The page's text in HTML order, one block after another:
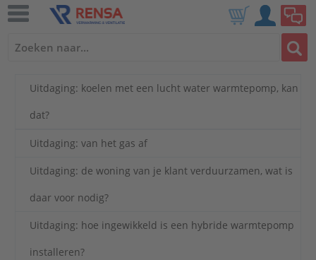
Uitdaging: koelen met een lucht water warmtepomp, kan
dat?
Uitdaging: van het gas af
Uitdaging: de woning van je klant verduurzamen, wat is
daar voor nodig?
Uitdaging: hoe ingewikkeld is een hybride warmtepomp
installeren?